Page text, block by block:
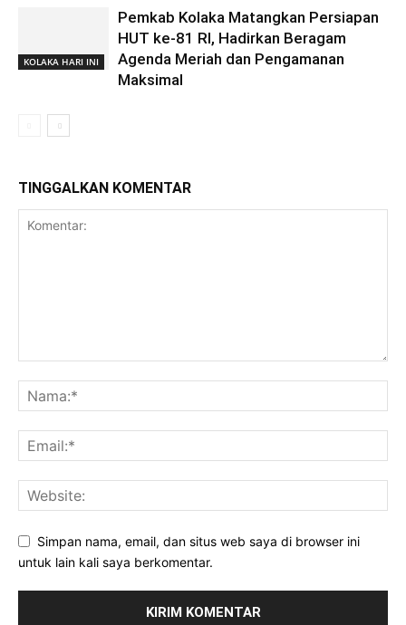
KOLAKA HARI INI
Pemkab Kolaka Matangkan Persiapan
HUT ke-81 RI, Hadirkan Beragam
Agenda Meriah dan Pengamanan
Maksimal
TINGGALKAN KOMENTAR
Simpan nama, email, dan situs web saya di browser ini
untuk lain kali saya berkomentar.